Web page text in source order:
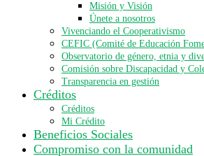
Misión y Visión
Únete a nosotros
Vivenciando el Cooperativismo
CEFIC (Comité de Educación
Observatorio de género, etnia y
Comisión sobre Discapacidad y
Transparencia en gestión
Créditos
Créditos
Mi Crédito
Beneficios Sociales
Compromiso con la comunidad